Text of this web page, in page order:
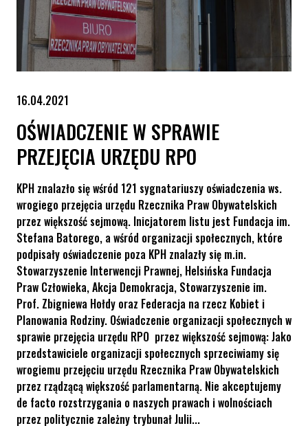
16.04.2021
OŚWIADCZENIE W SPRAWIE
PRZEJĘCIA URZĘDU RPO
KPH znalazło się wśród 121 sygnatariuszy oświadczenia ws.
wrogiego przejęcia urzędu Rzecznika Praw Obywatelskich
przez większość sejmową. Inicjatorem listu jest Fundacja im.
Stefana Batorego, a wśród organizacji społecznych, które
podpisały oświadczenie poza KPH znalazły się m.in.
Stowarzyszenie Interwencji Prawnej, Helsińska Fundacja
Praw Człowieka, Akcja Demokracja, Stowarzyszenie im.
Prof. Zbigniewa Hołdy oraz Federacja na rzecz Kobiet i
Planowania Rodziny. Oświadczenie organizacji społecznych w
sprawie przejęcia urzędu RPO przez większość sejmową: Jako
przedstawiciele organizacji społecznych sprzeciwiamy się
wrogiemu przejęciu urzędu Rzecznika Praw Obywatelskich
przez rządzącą większość parlamentarną. Nie akceptujemy
de facto rozstrzygania o naszych prawach i wolnościach
przez politycznie zależny trybunał Julii...